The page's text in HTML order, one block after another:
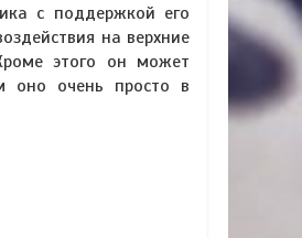
с поддержкой его
на верхние
этого он может
оно очень просто в